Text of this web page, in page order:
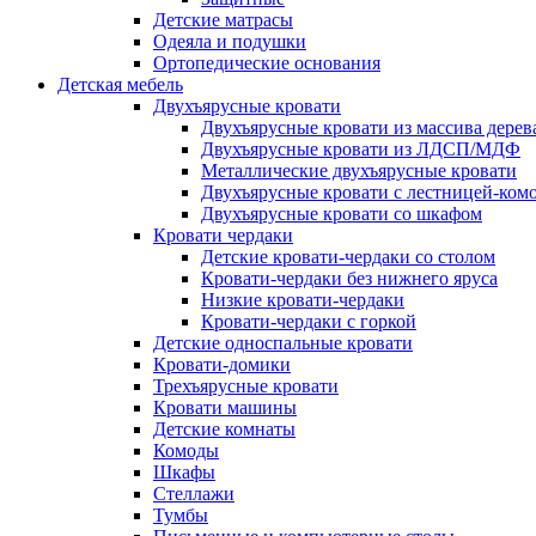
Детские матрасы
Одеяла и подушки
Ортопедические основания
Детская мебель
Двухъярусные кровати
Двухъярусные кровати из массива
Двухъярусные кровати из ЛДСП/МДФ
Металлические двухъярусные кровати
Двухъярусные кровати с лестницей-
Двухъярусные кровати со шкафом
Кровати чердаки
Детские кровати-чердаки со столом
Кровати-чердаки без нижнего яруса
Низкие кровати-чердаки
Кровати-чердаки с горкой
Детские односпальные кровати
Кровати-домики
Трехъярусные кровати
Кровати машины
Детские комнаты
Комоды
Шкафы
Стеллажи
Тумбы